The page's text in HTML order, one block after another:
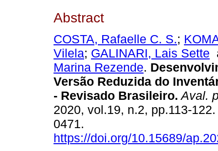
Abstract
COSTA, Rafaelle C. S.;
Vilela; GALINARI, Lais Sette
Marina Rezende.
Versão Reduzida do
- Revisado Brasileiro. Aval.
2020, vol.19, n.2, pp.113-
0471.
https://doi.org/10.15689/